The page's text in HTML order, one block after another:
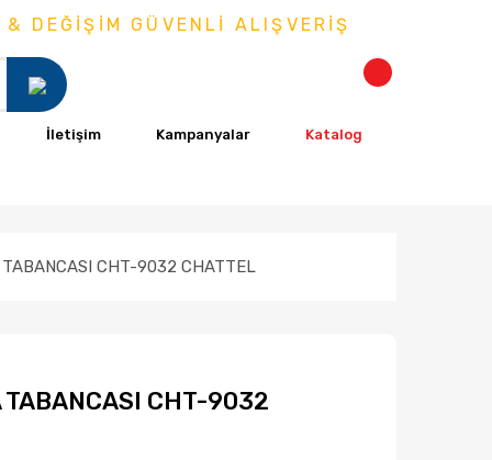
GÜVENLİ ALIŞVERİŞ
İletişim Kampanyalar Katalog
CHT-9032 CHATTEL
TABANCASI CHT-9032